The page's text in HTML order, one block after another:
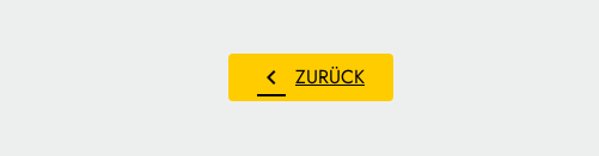
chevron_left ZURÜCK